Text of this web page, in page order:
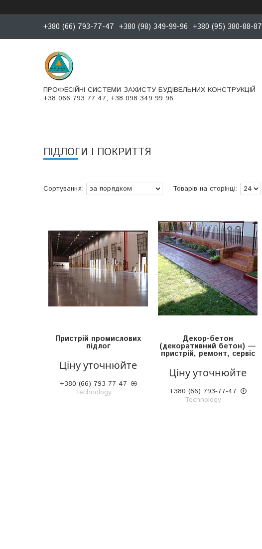
+380 (66) 793-77-47 +380 (98) 349-99-96 +380 (95) 380-88-87
ПРОФЕСІЙНІ СИСТЕМИ ЗАХИСТУ БУДІВЕЛЬНИХ КОНСТРУКЦІЙ
+38 066 793 77 47, +38 098 349 99 96
ПІДЛОГИ І ПОКРИТТЯ
Пристрій промислових
підлог
Ціну уточнюйте
+380 (66) 793-77-47
Technology
Декор-бетон
(декоративний бетон) —
пристрій, ремонт, сервіс
Ціну уточнюйте
+380 (66) 793-77-47
Technology